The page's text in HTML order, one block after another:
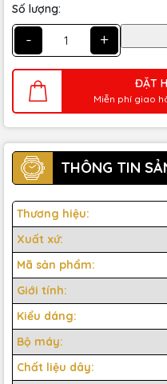
Số lượng:
- +
ĐẶT
Miễn phí giao
THÔNG TIN
Thương hiệu:
Xuất xứ:
Mã sản phẩm:
Giới tính:
Kiểu dáng:
Bộ máy:
Chất liệu dây: